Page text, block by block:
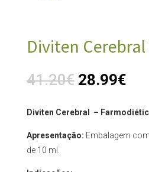
Diviten
41.20€ 28.99€
Diviten Cerebral –
Apresentação: Embalagem
de 10 ml.